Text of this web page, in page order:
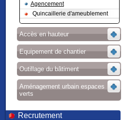
Agencement
Quincaillerie d'ameublement
Accès en hauteur
Equipement de chantier
Outillage du bâtiment
Aménagement urbain espaces
verts
Recrutement